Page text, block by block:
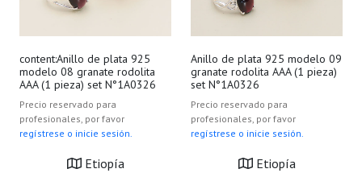
content:Anillo de plata 925
modelo 08 granate rodolita
AAA (1 pieza) set N°1A0326
Precio reservado para
profesionales, por favor
regístrese o inicie sesión.
Etiopía
Anillo de plata 925 modelo 09
granate rodolita AAA (1 pieza)
set N°1A0326
Precio reservado para
profesionales, por favor
regístrese o inicie sesión.
Etiopía